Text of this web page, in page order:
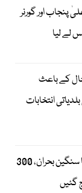
پنجاب اور گورنر
لے لیا
کے باعث
انتخابات
حب ڈیم بھرنے کے باوجود پانی کا سنگین بحران، 300
گئیں